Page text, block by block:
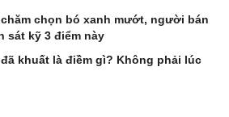
chọn bó xanh mướt, người bán
sát kỹ 3 điểm này
khuất là điềm gì? Không phải lúc